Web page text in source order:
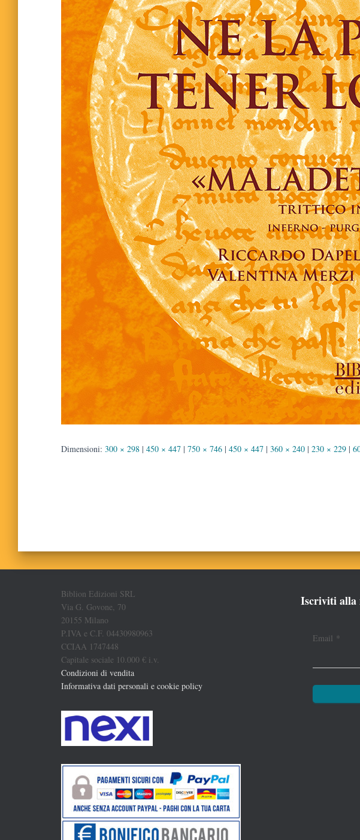
Dimensioni: 300 × 298 | 450 × 447 | 750 × 746 | 450 × 447 | 360 × 240 | 230 × 229 |
Biblion Edizioni SRL
Via G. Govone, 70
20155 Milano
P.IVA e C.F. 04430980963
CCIAA 1747448
Capitale sociale 10.000 € i.v.
Condizioni di vendita
Informativa dati personali e cookie policy
Iscriviti alla
Email *